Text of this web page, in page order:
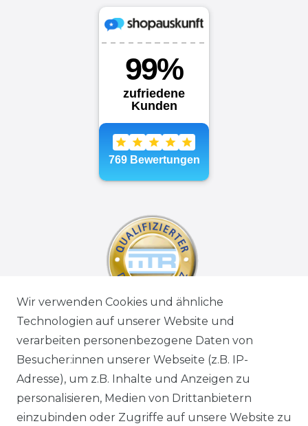
Wir verwenden Cookies und ähnliche
Technologien auf unserer Website und
verarbeiten personenbezogene Daten von
Besucher:innen unserer Webseite (z.B. IP-
Adresse), um z.B. Inhalte und Anzeigen zu
personalisieren, Medien von Drittanbietern
einzubinden oder Zugriffe auf unsere Website zu